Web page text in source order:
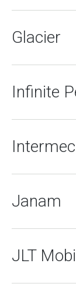
Glacier
Infinite
Intermec
Janam
JLT